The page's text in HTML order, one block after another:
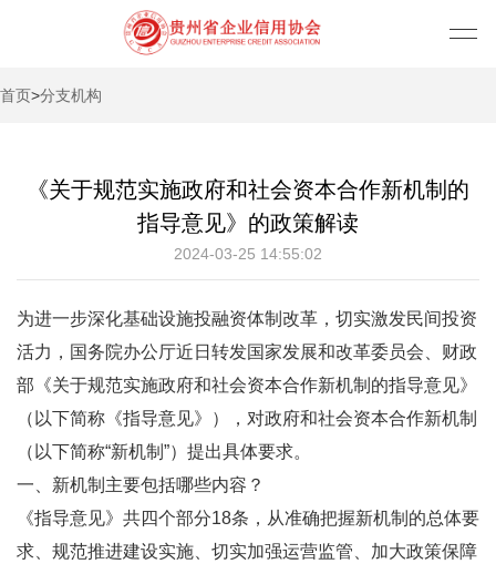
首页>分支机构
《关于规范实施政府和社会资本合作新机制的
指导意见》的政策解读
2024-03-25 14:55:02
为进一步深化基础设施投融资体制改革，切实激发民间投资
活力，国务院办公厅近日转发国家发展和改革委员会、财政
部《关于规范实施政府和社会资本合作新机制的指导意见》
（以下简称《指导意见》），对政府和社会资本合作新机制
（以下简称“新机制”）提出具体要求。
一、新机制主要包括哪些内容？
《指导意见》共四个部分18条，从准确把握新机制的总体要
求、规范推进建设实施、切实加强运营监管、加大政策保障